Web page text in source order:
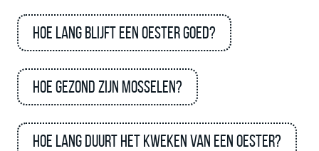
Hoe lang blijft een oester goed?
Hoe gezond zijn mosselen?
Hoe lang duurt het kweken van een oester?